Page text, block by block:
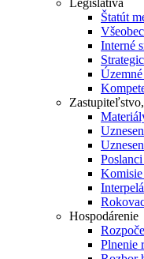
Legislatíva
Štatút
Interné
Hospodárenie
Plnenie